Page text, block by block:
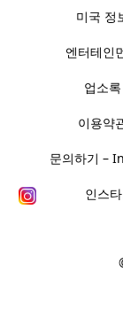
미국 정
엔터테인
업소록
이용약
문의하기 –
인스